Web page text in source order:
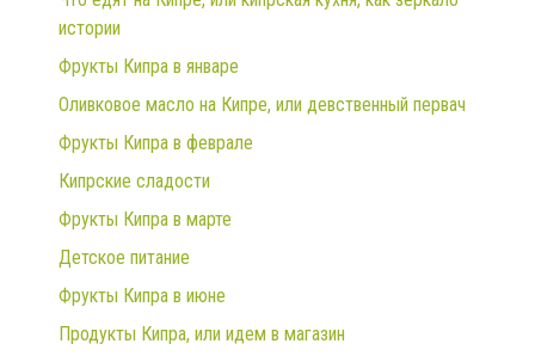
истории
Фрукты Кипра в январе
Оливковое масло на Кипре, или девственный первач
Фрукты Кипра в феврале
Кипрские сладости
Фрукты Кипра в марте
Детское питание
Фрукты Кипра в июне
Продукты Кипра, или идем в магазин